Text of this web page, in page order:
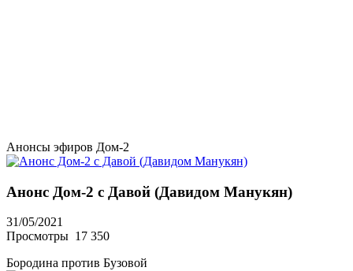
Анонсы эфиров Дом-2
Анонс Дом-2 с Давой (Давидом Манукян)
31/05/2021
Просмотры 17 350
Бородина против Бузовой